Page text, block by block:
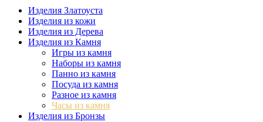
Изделия Златоуста
Изделия из кожи
Изделия из Дерева
Изделия из Камня
Игры из камня
Наборы из камня
Панно из камня
Посуда из камня
Разное из камня
Часы из камня
Изделия из Бронзы